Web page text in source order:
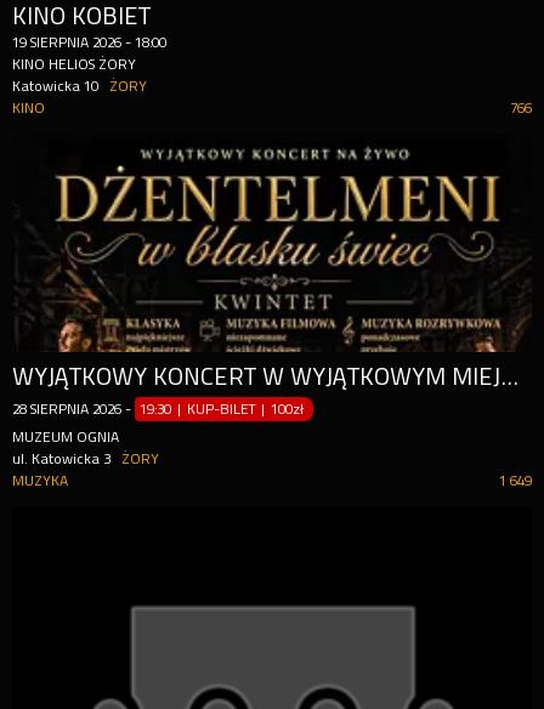
KINO KOBIET
19 SIERPNIA 2026 -18:00
KINO HELIOS ŻORY
Katowicka 10
ŻORY
766
KINO
WYJĄTKOWY KONCERT W WYJĄTKOWYM MIEJSCU.
28 SIERPNIA 2026 - 19:30 | KUP-BILET |100zł
MUZEUM OGNIA
ul. Katowicka 3
ŻORY
1 649
MUZYKA